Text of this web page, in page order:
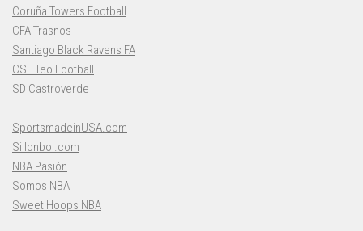
Coruña Towers Football
CFA Trasnos
Santiago Black Ravens FA
CSF Teo Football
SD Castroverde
SportsmadeinUSA.com
Sillonbol.com
NBA Pasión
Somos NBA
Sweet Hoops NBA